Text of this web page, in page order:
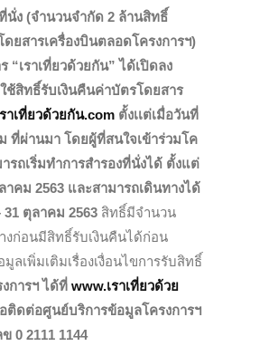
นั่ง (จำนวนจำกัด 2 ล้านสิทธิ์
ยสารเครื่องบินตลอดโครงการฯ)
“เราเที่ยวด้วยกัน” ได้เปิดลง
ช้สิทธิ์รับเงินคืนค่าบัตรโดยสาร
าเที่ยวด้วยกัน.com ตั้งเเต่เมื่อวันที่
ที่ผ่านมา โดยผู้ที่สนใจเข้าร่วมโค
ารถเริ่มทำการสำรองที่นั่งได้ ตั้งแต่
าคม 2563 และสามารถเดินทางได้
ตุลาคม 2563 สิทธิ์มีจำนวน
งก่อนมีสิทธิ์รับเงินคืนได้ก่อน
ลเพิ่มเติมเรื่องเงื่อนไขการรับสิทธิ์
การฯ ได้ที่ www.เราเที่ยวด้วย
ติดต่อศูนย์บริการข้อมูลโครงการฯ
0 2111 1144